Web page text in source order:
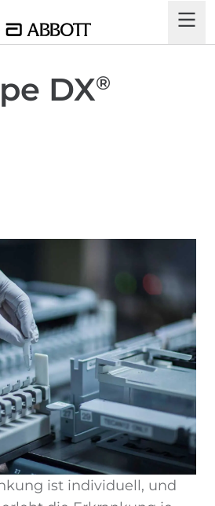
DX®
ist individuell, und